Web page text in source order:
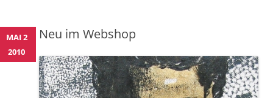
Neu im Webshop
MAI 2
2010